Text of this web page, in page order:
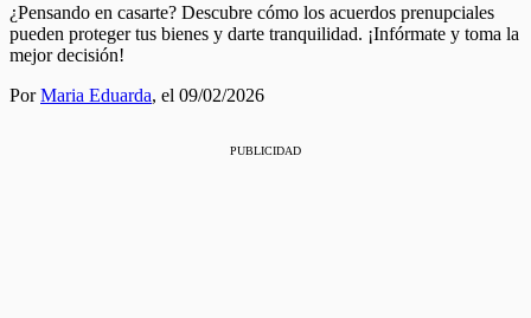
¿Pensando en casarte? Descubre cómo los acuerdos prenupciales
pueden proteger tus bienes y darte tranquilidad. ¡Infórmate y toma la
mejor decisión!
PorMaria Eduarda, el 09/02/2026
PUBLICIDAD